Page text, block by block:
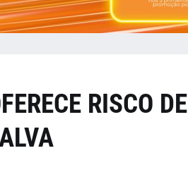
RISCO DE